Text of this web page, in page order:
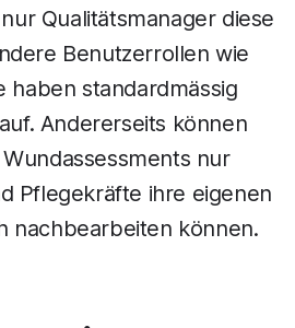
Qualitätsmanager diese
Benutzerrollen wie
haben standardmässig
Andererseits können
nur
Pflegekräfte ihre eigenen
nachbearbeiten können.